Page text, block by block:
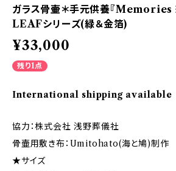
ガラス骨壷＊手元供養『Memories
LEAFシリーズ(緑＆金箔)
¥33,000
残り1点
International shipping available
協力：株式会社 浅野葬儀社
骨壷用敷き布：Umitohato(海と鳩)制作
★サイズ